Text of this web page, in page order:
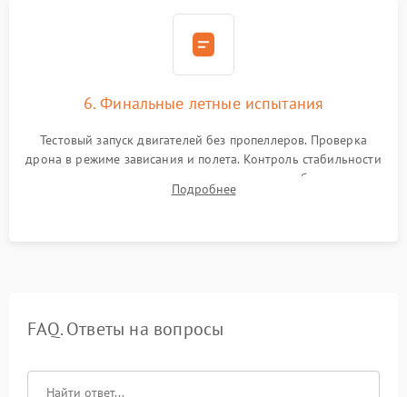
6. Финальные летные испытания
Тестовый запуск двигателей без пропеллеров. Проверка
дрона в режиме зависания и полета. Контроль стабильности
удержания точки, качества передачи видео, работы системы
возврата домой (RTH) и дальности радиосвязи.
Подробнее
FAQ. Ответы на вопросы